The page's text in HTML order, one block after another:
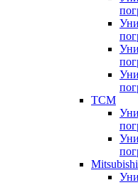
TCM
Mitsubishi